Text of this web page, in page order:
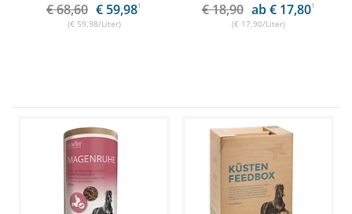
€ 68,60 € 59,981
(€ 59,98/Liter)
€ 18,90 ab € 17,801
(€ 17,90/Liter)